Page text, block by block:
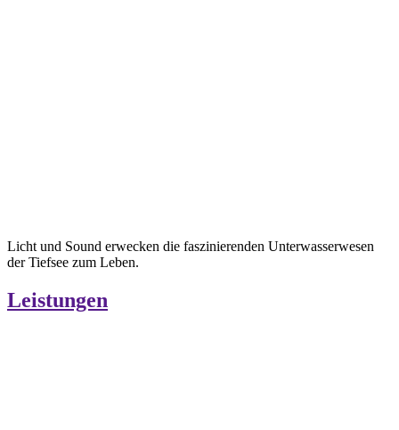
Licht und Sound erwecken die faszinierenden Unterwasserwesen
der Tiefsee zum Leben.
Leistungen